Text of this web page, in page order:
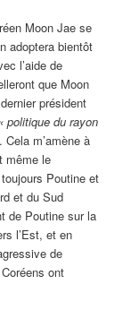
Moon Jae se
adoptera bientôt
l’aide de
que Moon
président
politique du rayon
m’amène à
même le
Poutine et
et du Sud
de Poutine sur la
l’Est, et en
de
ont